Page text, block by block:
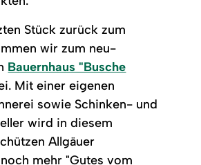
Stück zurück zum
wir zum neu-
Bauernhaus "Busche
Mit einer eigenen
sowie Schinken- und
wird in diesem
Allgäuer
mehr "Gutes vom